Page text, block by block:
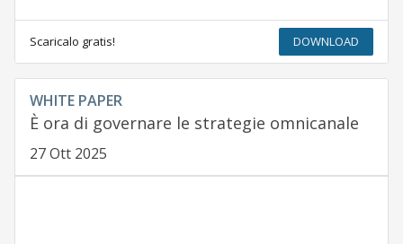
Scaricalo gratis! DOWNLOAD
WHITE PAPER
È ora di governare le strategie omnicanale
27 Ott 2025